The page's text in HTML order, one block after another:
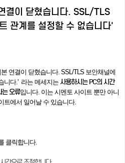
결이 닫혔습니다. SSL/TLS
관계를 설정할 수 없습니다'
본 연결이 닫혔습니다. SSL/TLS 보안채널에
니다.' 라는 메세지는 사용하시는 PC의 시간
는 오류입니다. 이는 시멘토 사이트 뿐만 아니
트에서 일어날 수 있습니다.
클릭합니다.